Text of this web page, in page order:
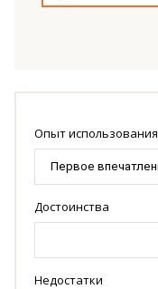
Опыт использования
Достоинства
Недостатки